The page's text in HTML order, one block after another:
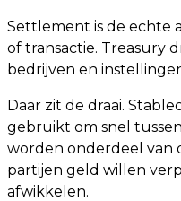
Settlement is de echte
of transactie. Treasury
bedrijven en
Daar zit de draai.
gebruikt om snel
worden onderdeel van
partijen geld willen
afwikkelen.